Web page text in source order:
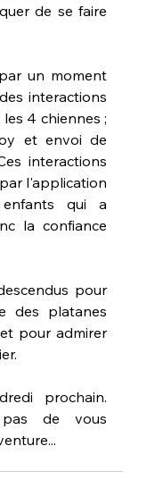
de se faire
un moment
interactions
4 chiennes ;
et envoi de
interactions
l'application
qui a
la confiance
pour
des platanes
pour admirer
prochain.
de vous